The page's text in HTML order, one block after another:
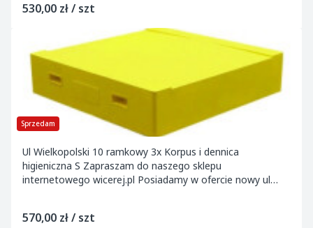
530,00 zł / szt
Sprzedam
Ul Wielkopolski 10 ramkowy 3x Korpus i dennica
higieniczna S Zapraszam do naszego sklepu
internetowego wicerej.pl Posiadamy w ofercie nowy ul
570,00 zł / szt